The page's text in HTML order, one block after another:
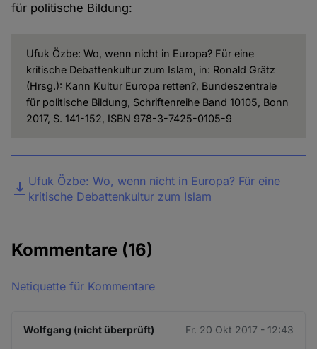
für politische Bildung:
Ufuk Özbe: Wo, wenn nicht in Europa? Für eine
kritische Debattenkultur zum Islam, in: Ronald Grätz
(Hrsg.): Kann Kultur Europa retten?, Bundeszentrale
für politische Bildung, Schriftenreihe Band 10105, Bonn
2017, S. 141-152, ISBN 978-3-7425-0105-9
DateiUfuk Özbe: Wo, wenn nicht in Europa? Für eine
kritische Debattenkultur zum Islam
Kommentare (16)
Netiquette für Kommentare
Wolfgang (nicht überprüft) Fr. 20 Okt 2017 - 12:43